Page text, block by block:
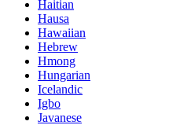
Haitian
Hausa
Hawaiian
Hebrew
Hmong
Hungarian
Icelandic
Igbo
Javanese